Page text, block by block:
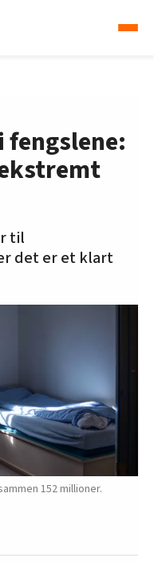
til
det er et klart
152 millioner.